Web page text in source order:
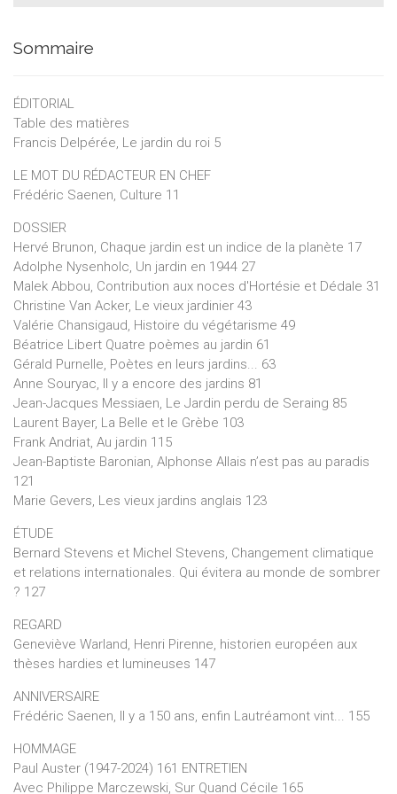
converger. Dans ce dossier luxuriant, poètes, essayistes,
jardiniers, le temps de partager le meilleur de leur culture
buissonnière.
Sommaire
ÉDITORIAL
Table des matières
Francis Delpérée, Le jardin du roi 5
LE MOT DU RÉDACTEUR EN CHEF
Frédéric Saenen, Culture 11
DOSSIER
Hervé Brunon, Chaque jardin est un indice de la planète 17
Adolphe Nysenholc, Un jardin en 1944 27
Malek Abbou, Contribution aux noces d'Hortésie et Dédale 31
Christine Van Acker, Le vieux jardinier 43
Valérie Chansigaud, Histoire du végétarisme 49
Béatrice Libert Quatre poèmes au jardin 61
Gérald Purnelle, Poètes en leurs jardins... 63
Anne Souryac, Il y a encore des jardins 81
Jean-Jacques Messiaen, Le Jardin perdu de Seraing 85
Laurent Bayer, La Belle et le Grèbe 103
Frank Andriat, Au jardin 115
Jean-Baptiste Baronian, Alphonse Allais n’est pas au paradis
121
Marie Gevers, Les vieux jardins anglais 123
ÉTUDE
Bernard Stevens et Michel Stevens, Changement climatique
et relations internationales. Qui évitera au monde de sombrer
? 127
REGARD
Geneviève Warland, Henri Pirenne, historien européen aux
thèses hardies et lumineuses 147
ANNIVERSAIRE
Frédéric Saenen, Il y a 150 ans, enfin Lautréamont vint... 155
HOMMAGE
Paul Auster (1947-2024) 161 ENTRETIEN
Avec Philippe Marczewski, Sur Quand Cécile 165